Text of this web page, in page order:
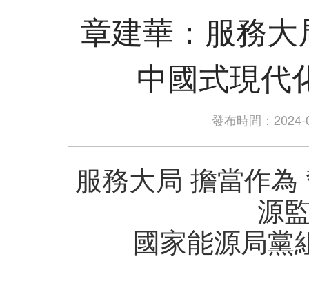
章建華：服務
中國式現代
發布時間：
服務大局 擔當作
源
國家能源局黨